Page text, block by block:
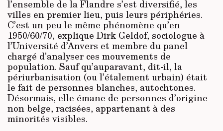
l’ensemble de la Flandre s’est diversifié, les
villes en premier lieu, puis leurs périphéries.
C’est un peu le même phénomène qu’en
1950/60/70, explique Dirk Geldof, sociologue à
l’Université d’Anvers et membre du panel
chargé d’analyser ces mouvements de
population. Sauf qu’auparavant, dit-il, la
périurbanisation (ou l’étalement urbain) était
le fait de personnes blanches, autochtones.
Désormais, elle émane de personnes d’origine
non belge, racisées, appartenant à des
minorités visibles.